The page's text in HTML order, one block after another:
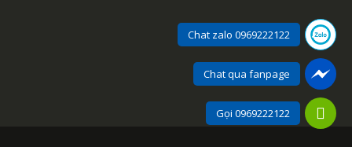
Chat zalo 0969222122
Chat qua fanpage
Gọi 0969222122